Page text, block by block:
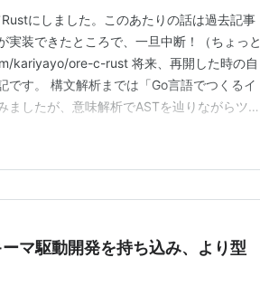
にしました。このあたりの話は過去記事
実装できたところで、一旦中断！（ちょっと
kariyayo/ore-c-rust 将来、再開した時の自
す。 構文解析までは「Go言語でつくるイ
したが、意味解析でASTを辿りながらツリ
書いていましたが、 プログラミングR…
マ駆動開発を持ち込み、より型